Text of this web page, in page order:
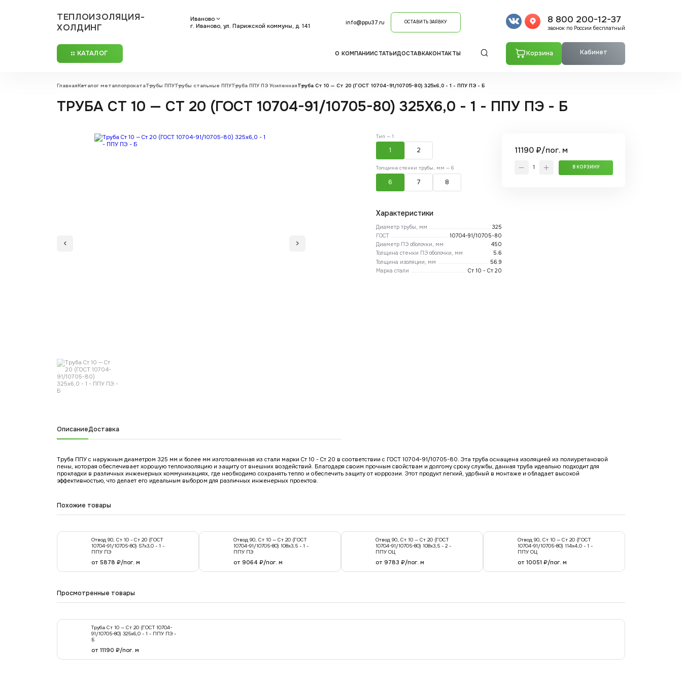
ТЕПЛОИЗОЛЯЦИЯ-
ХОЛДИНГ
Иваново
г. Иваново, ул. Парижской коммуны, д. 141
info@ppu37.ru ОСТАВИТЬ ЗАЯВКУ 8 800 200-12-37
звонок по России бесплатный
КАТАЛОГ О КОМПАНИИСТАТЬИДОСТАВКАКОНТАКТЫ Корзина Кабинет
ГлавнаяКаталог металлопрокатаТрубы ППУТрубы стальные ППУТруба ППУ ПЭ УсиленнаяТруба Ст 10 — Ст 20 (ГОСТ 10704-91/10705-80) 325x6,0 - 1 - ППУ ПЭ - Б
ТРУБА СТ 10 — СТ 20 (ГОСТ 10704-91/10705-80) 325X6,0 - 1 - ППУ ПЭ - Б
Тип — 1
1 2
Толщина стенки трубы, мм — 6
6 7 8
Характеристики
Диаметр трубы, мм
325
ГОСТ
10704-91/10705-80
Диаметр ПЭ оболочки, мм
450
Толщина стенки ПЭ оболочки, мм
5.6
Толщина изоляции, мм
56.9
Марка стали
Ст 10 - Ст 20
11190 ₽/пог. м
В КОРЗИНУ
ОписаниеДоставка
Труба ППУ с наружным диаметром 325 мм и более мм изготовленная из стали марки Ст 10 - Ст 20 в соответствии с ГОСТ 10704-91/10705-80. Эта труба оснащена изоляцией из полиуретановой
пены, которая обеспечивает хорошую теплоизоляцию и защиту от внешних воздействий. Благодаря своим прочным свойствам и долгому сроку службы, данная труба идеально подходит для
прокладки в различных инженерных коммуникациях, где необходимо сохранять тепло и обеспечить защиту от коррозии. Этот продукт легкий, удобный в монтаже и обладает высокой
эффективностью, что делает его идеальным выбором для различных инженерных проектов.
Похожие товары
Отвод 90, Ст 10 - Ст 20 (ГОСТ
10704-91/10705-80) 57х3,0 - 1 -
ППУ ПЭ
от 5878 ₽/пог. м
Отвод 90, Ст 10 — Ст 20 (ГОСТ
10704-91/10705-80) 108x3,5 - 1 -
ППУ ПЭ
от 9064 ₽/пог. м
Отвод 90, Ст 10 — Ст 20 (ГОСТ
10704-91/10705-80) 108x3,5 - 2 -
ППУ ОЦ
от 9783 ₽/пог. м
Отвод 90, Ст 10 — Ст 20 (ГОСТ
10704-91/10705-80) 114x4,0 - 1 -
ППУ ОЦ
от 10051 ₽/пог. м
Просмотренные товары
Труба Ст 10 — Ст 20 (ГОСТ 10704-
91/10705-80) 325x6,0 - 1 - ППУ ПЭ -
Б
от 11190 ₽/пог. м